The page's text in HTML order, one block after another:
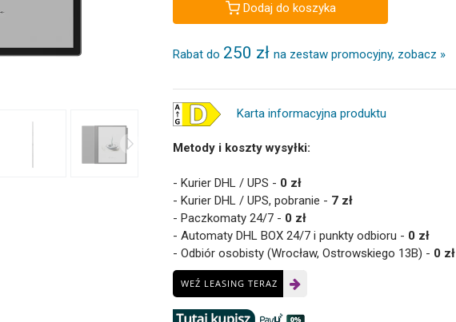
Dodaj do koszyka
Rabat do 250 zł na zestaw promocyjny, zobacz »
Karta informacyjna produktu
Metody i koszty wysyłki:
- Kurier DHL / UPS - 0 zł
- Kurier DHL / UPS, pobranie - 7 zł
- Paczkomaty 24/7 - 0 zł
- Automaty DHL BOX 24/7 i punkty odbioru - 0 zł
- Odbiór osobisty (Wrocław, Ostrowskiego 13B) - 0 zł
WEŹ LEASING TERAZ